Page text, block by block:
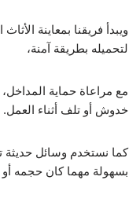
ويبدأ فريقنا بمعاينة
لتحميله بطريقة آمنة،
مع مراعاة حماية
خدوش أو تلف أثناء العمل.
كما نستخدم وسائل
بسهولة مهما كان حجمه أو